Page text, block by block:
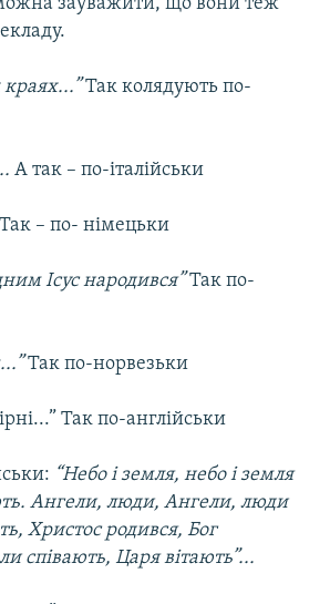
Так колядують по-
А так – по-італійськи
– по- німецьки
Ісус народився”Taк по-
Так по-норвезьки
Так по-англійськи
“Небо і земля, небо і земля
Ангели, люди, Ангели, люди
Христос родився, Бог
співають, Царя вітають”...